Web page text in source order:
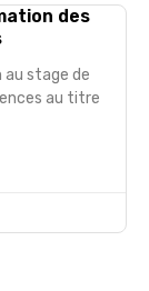
des
au stage de
au titre